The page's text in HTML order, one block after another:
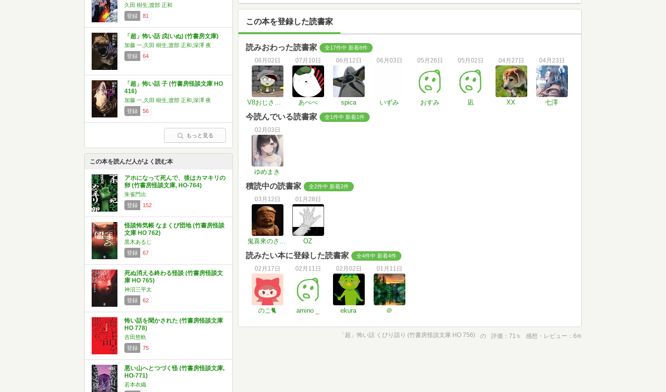
久田 樹生,渡部 正和
登録
81
「超」怖い話 戌(いぬ) (竹書房文庫)
加藤 一,久田 樹生,渡部 正和,深澤 夜
登録
64
「超」怖い話 子 (竹書房怪談文庫 HO
416)
加藤 一,久田 樹生,渡部 正和,深澤 夜
登録
56
もっと見る
この本を読んだ人がよく読む本
アホになって死んで、後はカマキリの
卵 (竹書房怪談文庫, HO-764)
朱雀門出
登録
152
怪談怖気帳 なまくび団地 (竹書房怪談
文庫 HO 762)
黒木あるじ
登録
67
死ぬ消える終わる怪談 (竹書房怪談文
庫 HO 765)
神沼三平太
登録
62
怖い話を聞かされた (竹書房怪談文庫
HO 778)
吉田悠軌
登録
75
悪い山へとつづく怪 (竹書房怪談文庫,
HO-771)
若本衣織
この本を登録した読書家
読みおわった読書家 全17件中 新着8件
08月02日
V8おじさんと空飛ぶコロッケ
07月10日
あべべ
06月12日
spica
06月03日
いずみ
05月26日
おすみ
05月02日
凪
04月27日
XX
04月23日
七澤
今読んでいる読書家 全1件中 新着1件
02月03日
ゆめまき
積読中の読書家 全2件中 新着2件
03月12日
鬼喜來のさっと
01月28日
OZ
読みたい本に登録した読書家 全4件中 新着4件
02月17日
のこ🐈
02月11日
amino _
02月02日
ekura
01月11日
＠
「超」怖い話 くびり詣り (竹書房怪談文庫 HO 756) の 評価 71 ％ 感想・レビュー 6件